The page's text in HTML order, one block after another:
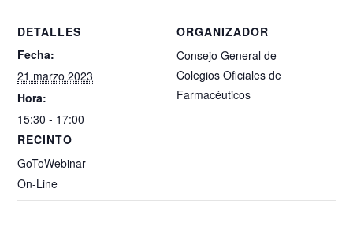
DETALLES
Fecha:
21 marzo 2023
Hora:
15:30 - 17:00
RECINTO
GoToWebinar
On-Line
ORGANIZADOR
Consejo General de
Colegios Oficiales de
Farmacéuticos